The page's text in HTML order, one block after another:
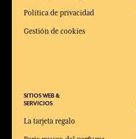
Política de privacidad
Gestión de cookies
SITIOS WEB &
SERVICIOS
La tarjeta regalo